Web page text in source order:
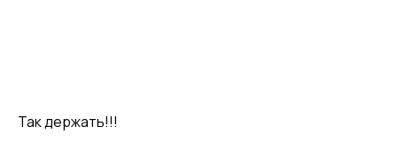
Так держать!!!